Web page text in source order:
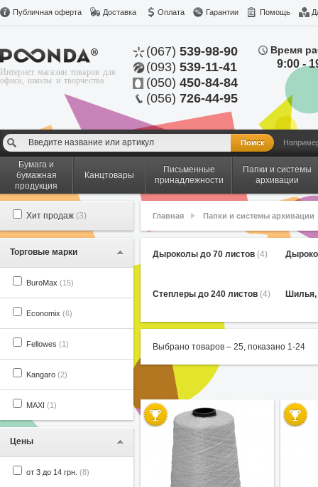
Публичная оферта Доставка Оплата Гарантии Помощь
Интернет магазин товаров для
офиса, школы и творчества
(067) 539-98-90
(093) 539-11-41
(050) 450-84-84
(056) 726-44-95
Время
9:00 -
Бумага и
бумажная
продукция
Канцтовары
Письменные
принадлежности
Папки и системы
архивации
Хит продаж (3)
Торговые марки
BuroMax (15)
Economix (6)
Fellowes (1)
Kangaro (2)
MAXI (1)
Цены
от 3 до 14 грн. (8)
Главная Папки и системы архивации
Дыроколы до 70 листов (4)
Степлеры до 240 листов (4)
Выбрано товаров – 25, показано 1-24